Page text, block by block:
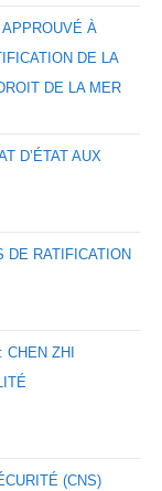
APPROUVÉ À
DE LA
DE LA MER
D’ÉTAT AUX
DE RATIFICATION
ZHI
(CNS)